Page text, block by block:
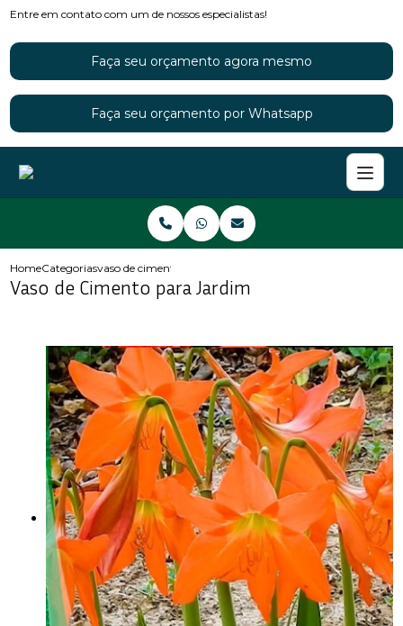
Entre em contato com um de nossos especialistas!
Faça seu orçamento agora mesmo
Faça seu orçamento por Whatsapp
HomeCategoriasvaso de cimento para jardim
Vaso de Cimento para Jardim